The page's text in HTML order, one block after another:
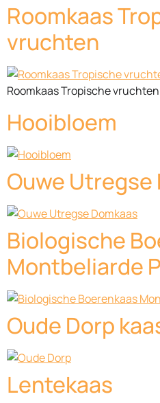
Roomkaas
vruchten
Roomkaas Tropische vruchten
Hooibloem
Ouwe Utregse
Biologische
Montbeliarde
Oude Dorp
Lentekaas